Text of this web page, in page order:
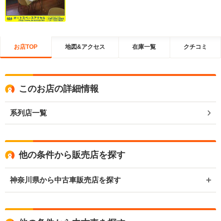
お店TOP 地図&アクセス 在庫一覧 クチコミ
このお店の詳細情報
系列店一覧
他の条件から販売店を探す
神奈川県から中古車販売店を探す